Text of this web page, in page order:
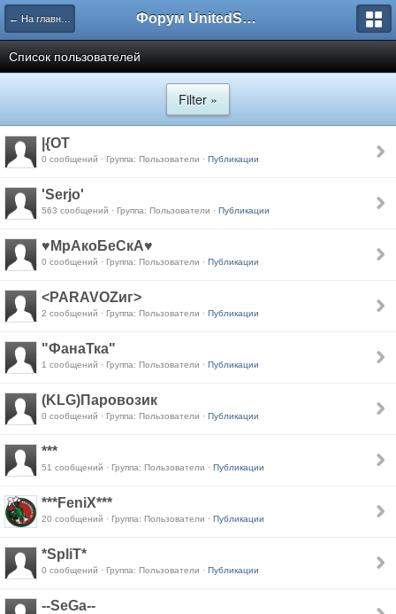
← На главную Форум UnitedSouth
Список пользователей
Filter »
|{OT
0 сообщений · Группа: Пользователи · Публикации
'Serjo'
563 сообщений · Группа: Пользователи · Публикации
♥МрАкоБеСкА♥
0 сообщений · Группа: Пользователи · Публикации
<PARAVOZиг>
2 сообщений · Группа: Пользователи · Публикации
"ФанаТка"
1 сообщений · Группа: Пользователи · Публикации
(KLG)Паровозик
0 сообщений · Группа: Пользователи · Публикации
***
51 сообщений · Группа: Пользователи · Публикации
***FeniX***
20 сообщений · Группа: Пользователи · Публикации
*SpliT*
0 сообщений · Группа: Пользователи · Публикации
--SeGa--